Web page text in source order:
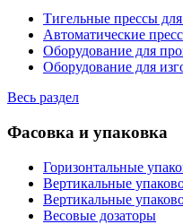
Тигельные прессы
Автоматические
Оборудование для
Оборудование для
Весь раздел
Фасовка и упаковка
Горизонтальные
Вертикальные
Вертикальные
Весовые дозаторы